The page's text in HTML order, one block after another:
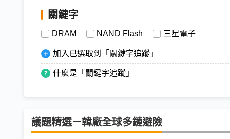
關鍵字
DRAM NAND Flash 三星電子
加入已選取到「關鍵字追蹤」
什麼是「關鍵字追蹤」
議題精選－韓廠全球多鏈避險